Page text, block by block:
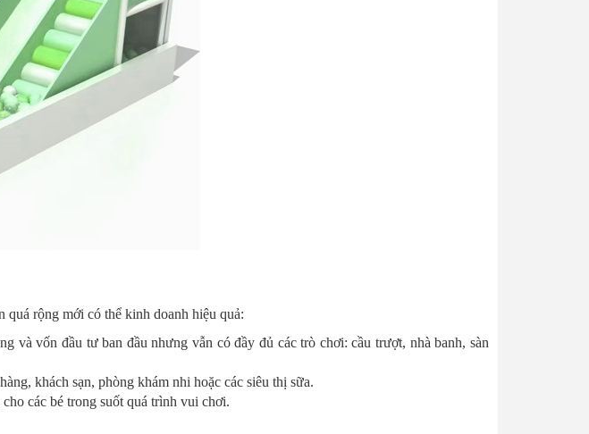
rộng mới có thể kinh doanh hiệu quả:
và vốn đầu tư ban đầu nhưng vẫn có đầy đủ các trò chơi: cầu trượt, nhà banh, sàn
khách sạn, phòng khám nhi hoặc các siêu thị sữa.
các bé trong suốt quá trình vui chơi.